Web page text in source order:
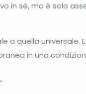
in sé, ma è solo
a quella universale.
in una